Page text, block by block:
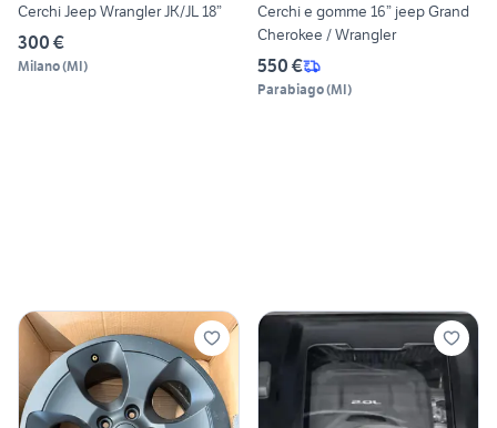
Cerchi Jeep Wrangler JK/JL 18”
300 €
Milano(MI)
Cerchi e gomme 16” jeep Grand
Cherokee / Wrangler
550 €
Parabiago(MI)